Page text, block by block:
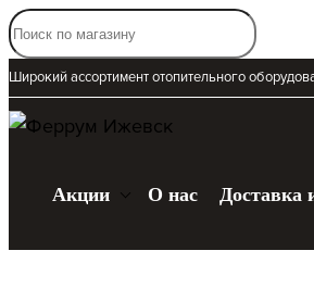
Широкий ассортимент отопительного
Акции О нас Доставка